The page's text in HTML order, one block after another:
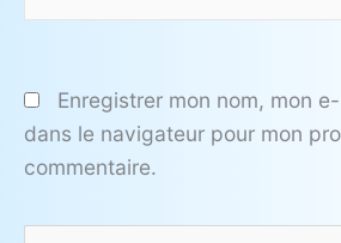
Enregistrer mon nom, mon
dans le navigateur pour mon
commentaire.